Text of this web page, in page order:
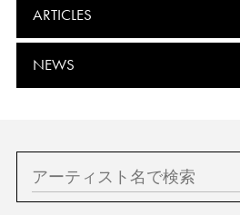
ARTICLES
NEWS